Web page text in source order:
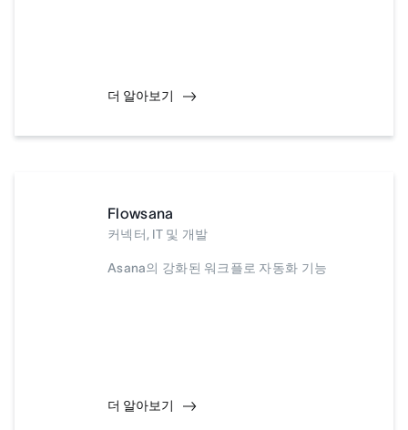
더 알아보기
Flowsana
커넥터, IT 및 개발
Asana의 강화된 워크플로 자동화 기능
더 알아보기